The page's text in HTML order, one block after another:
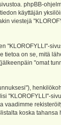
phpBB-
käyttäjän
viestejä
"KLOROFYLLI"-
on se, mitä
"omat
"KLOROFYLLI"-
koska tahansa